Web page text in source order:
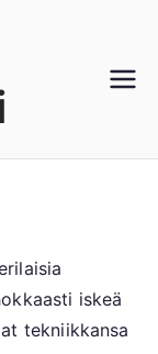
iskeä
tekniikkansa